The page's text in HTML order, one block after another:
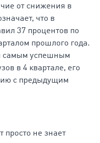
от снижения в
что в
37 процентов по
прошлого года.
самым успешным
в 4 квартале, его
с предыдущим
просто не знает